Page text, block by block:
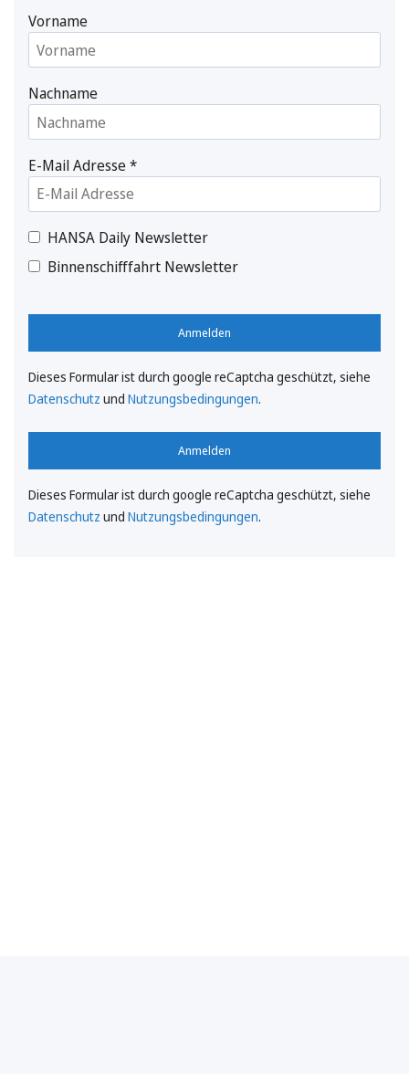
Vorname
Nachname
E-Mail Adresse*
HANSA Daily Newsletter
Binnenschifffahrt Newsletter
Anmelden
Dieses Formular ist durch google reCaptcha geschützt, siehe
Datenschutz und Nutzungsbedingungen.
Anmelden
Dieses Formular ist durch google reCaptcha geschützt, siehe
Datenschutz und Nutzungsbedingungen.